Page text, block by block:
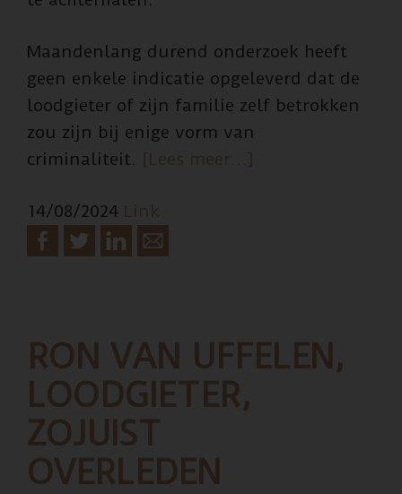
Maandenlang durend onderzoek heeft
geen enkele indicatie opgeleverd dat de
loodgieter of zijn familie zelf betrokken
zou zijn bij enige vorm van
criminaliteit. [Lees meer…]
14/08/2024 Link
RON VAN UFFELEN,
LOODGIETER,
ZOJUIST
OVERLEDEN